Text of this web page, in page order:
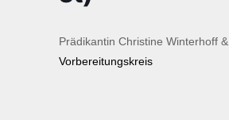
Prädikantin Christine Winterhoff &
Vorbereitungskreis